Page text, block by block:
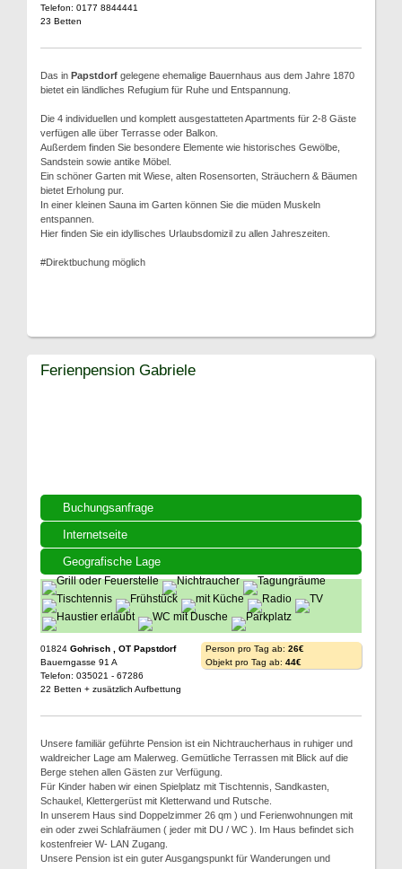
Telefon: 0177 8844441
23 Betten
Das in Papstdorf gelegene ehemalige Bauernhaus aus dem Jahre 1870
bietet ein ländliches Refugium für Ruhe und Entspannung.
Die 4 individuellen und komplett ausgestatteten Apartments für 2-8 Gäste
verfügen alle über Terrasse oder Balkon.
Außerdem finden Sie besondere Elemente wie historisches Gewölbe,
Sandstein sowie antike Möbel.
Ein schöner Garten mit Wiese, alten Rosensorten, Sträuchern & Bäumen
bietet Erholung pur.
In einer kleinen Sauna im Garten können Sie die müden Muskeln
entspannen.
Hier finden Sie ein idyllisches Urlaubsdomizil zu allen Jahreszeiten.
#Direktbuchung möglich
Buchungsanfrage
Internetseite
Geografische Lage
Ferienpension Gabriele
01824 Gohrisch , OT Papstdorf
Bauerngasse 91 A
Telefon: 035021 - 67286
22 Betten + zusätzlich Aufbettung
Person pro Tag ab: 26€
Objekt pro Tag ab: 44€
Unsere familiär geführte Pension ist ein Nichtraucherhaus in ruhiger und
waldreicher Lage am Malerweg. Gemütliche Terrassen mit Blick auf die
Berge stehen allen Gästen zur Verfügung.
Für Kinder haben wir einen Spielplatz mit Tischtennis, Sandkasten,
Schaukel, Klettergerüst mit Kletterwand und Rutsche.
In unserem Haus sind Doppelzimmer 26 qm ) und Ferienwohnungen mit
ein oder zwei Schlafräumen ( jeder mit DU / WC ). Im Haus befindet sich
kostenfreier W- LAN Zugang.
Unsere Pension ist ein guter Ausgangspunkt für Wanderungen und